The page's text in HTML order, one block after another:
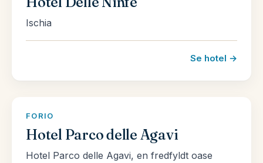
Ischia
Se hotel →
FORIO
Hotel Parco delle Agavi
Hotel Parco delle Agavi, en fredfyldt oase